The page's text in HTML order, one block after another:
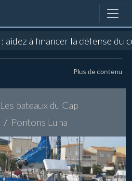
: aidez à financer la défense
Plus de contenu
Les bateaux du Cap
Pontons Luna